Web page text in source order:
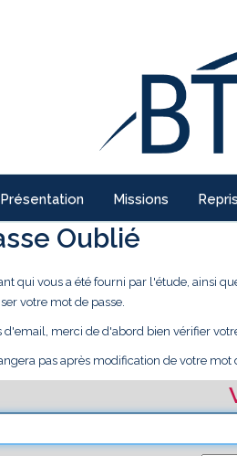
Présentation Missions
Oublié
qui vous a été fourni par l'étude, ainsi
votre mot de passe.
d'email, merci de d'abord bien vérifier
pas après modification de votre mot